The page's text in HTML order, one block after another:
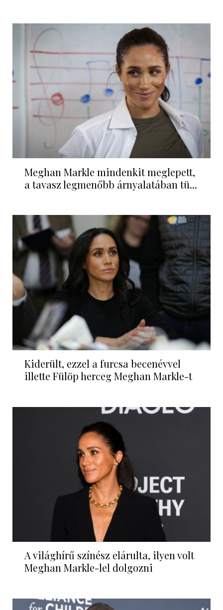
Meghan Markle mindenkit meglepett,
a tavasz legmenőbb árnyalatában tü...
Kiderült, ezzel a furcsa becenévvel
illette Fülöp herceg Meghan Markle-t
A világhírű színész elárulta, ilyen volt
Meghan Markle-lel dolgozni